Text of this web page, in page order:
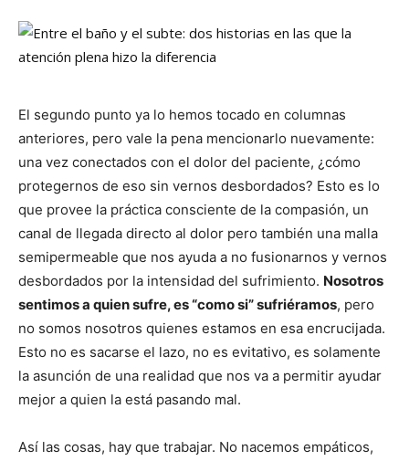
El segundo punto ya lo hemos tocado en columnas
anteriores, pero vale la pena mencionarlo nuevamente:
una vez conectados con el dolor del paciente, ¿cómo
protegernos de eso sin vernos desbordados? Esto es lo
que provee la práctica consciente de la compasión, un
canal de llegada directo al dolor pero también una malla
semipermeable que nos ayuda a no fusionarnos y vernos
desbordados por la intensidad del sufrimiento. Nosotros
sentimos a quien sufre, es “como si” sufriéramos, pero
no somos nosotros quienes estamos en esa encrucijada.
Esto no es sacarse el lazo, no es evitativo, es solamente
la asunción de una realidad que nos va a permitir ayudar
mejor a quien la está pasando mal.
Así las cosas, hay que trabajar. No nacemos empáticos,